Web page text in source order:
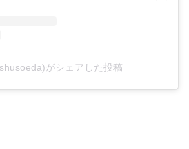
がシェアした投稿